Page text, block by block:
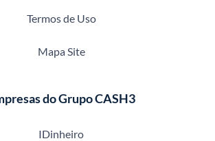
Termos de Uso
Mapa Site
do Grupo CASH3
IDinheiro